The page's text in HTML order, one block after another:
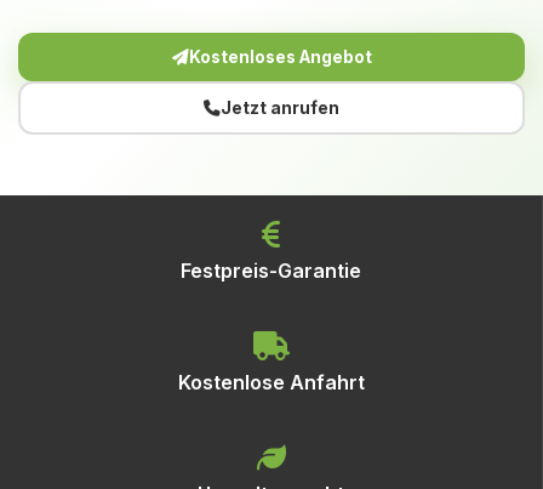
Kostenloses Angebot
Jetzt anrufen
Festpreis-Garantie
Kostenlose Anfahrt